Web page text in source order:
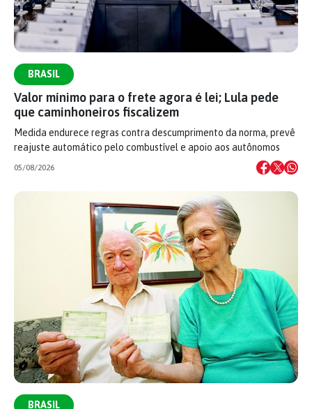
BRASIL
Valor mínimo para o frete agora é lei; Lula pede
que caminhoneiros fiscalizem
Medida endurece regras contra descumprimento da norma, prevê
reajuste automático pelo combustível e apoio aos autônomos
05/08/2026
BRASIL